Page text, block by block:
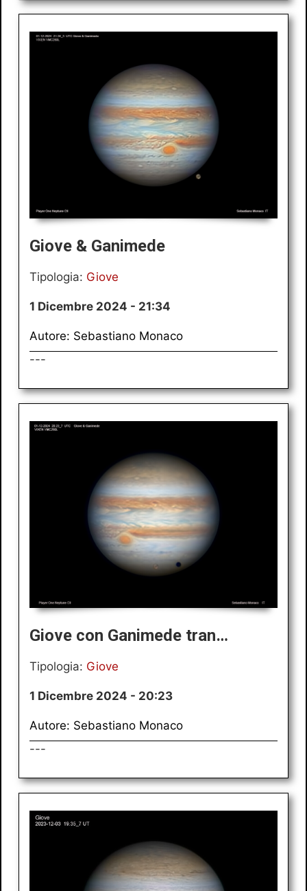
Giove & Ganimede
Tipologia: Giove
1 Dicembre 2024 - 21:34
Autore: Sebastiano Monaco
---
Giove con Ganimede tran…
Tipologia: Giove
1 Dicembre 2024 - 20:23
Autore: Sebastiano Monaco
---